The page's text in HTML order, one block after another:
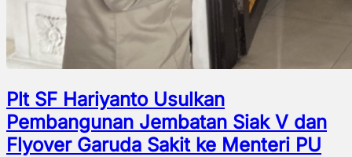
Plt SF Hariyanto Usulkan
Pembangunan Jembatan Siak V dan
Flyover Garuda Sakit ke Menteri PU